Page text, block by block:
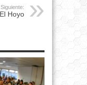
Siguiente:
Hoyo